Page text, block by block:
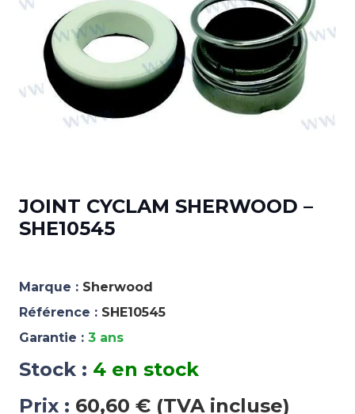
JOINT CYCLAM SHERWOOD –
SHE10545
Marque : Sherwood
Référence : SHE10545
Garantie : 3 ans
Stock : 4 en stock
Prix : 60,60 € (TVA incluse)